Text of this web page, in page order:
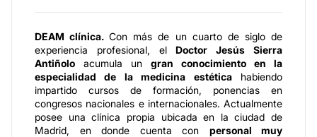
DEAM clínica.Con más de un cuarto de siglo de
experiencia profesional, elDoctor Jesús Sierra
Antiñolo acumula un gran conocimiento en la
especialidad de la medicina estéticahabiendo
impartido cursos de formación, ponencias en
congresos nacionales e internacionales. Actualmente
posee una clínica propia ubicada en la ciudad de
Madrid, en donde cuenta con personal muy